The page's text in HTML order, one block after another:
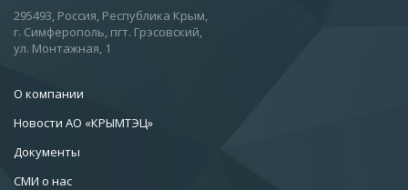
295493, Россия, Республика Крым,
г. Симферополь, пгт. Грэсовский,
ул. Монтажная, 1
О компании
Новости АО «КРЫМТЭЦ»
Документы
СМИ о нас